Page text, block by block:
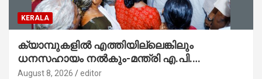
KERALA
ക്യാമ്പുകളിൽ എത്തിയില്ലെങ്കിലും
ധനസഹായം നൽകും-മന്ത്രി എ.പി.
അനിൽകുമാർ
August 8, 2026 editor